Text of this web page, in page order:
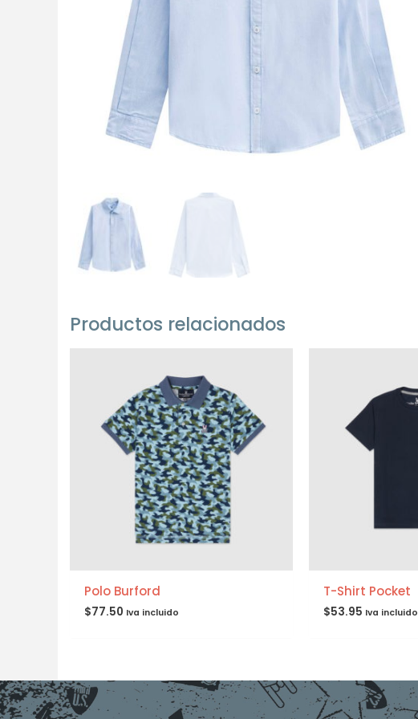
Productos relacionados
Polo Burford
$77.50 Iva incluido
T-Shirt Pocket
$53.95 Iva incluido